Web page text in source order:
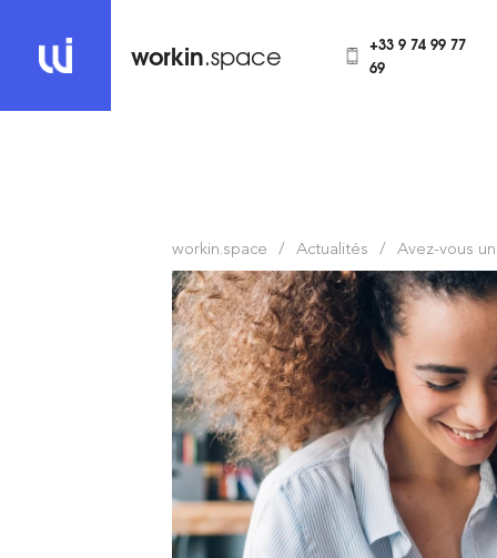
workin.space
+33 9 74 99 77
69
workin.space Actualités Avez-vous